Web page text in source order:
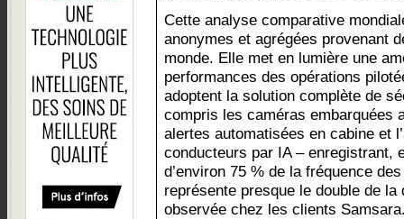
Cette analyse comparative
anonymes et agrégées provenant
monde. Elle met en lumière une
performances des opérations
adoptent la solution complète de
compris les caméras embarquées
alertes automatisées en cabine et
conducteurs par IA – enregistrant,
d’environ 75 % de la fréquence
représente presque le double de la
observée chez les clients